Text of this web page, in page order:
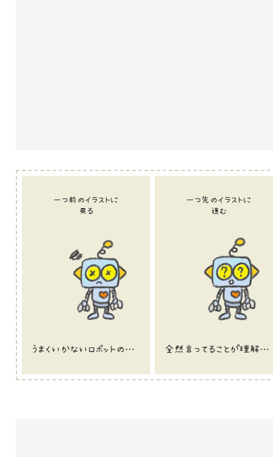
一つ前のイラストに
戻る
うまくいかないロボットのイラスト
一つ先のイラストに
進む
全然言ってることが理解できないロボットのイラスト